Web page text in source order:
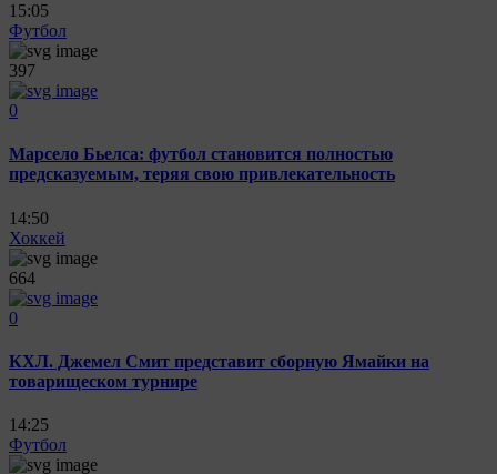
15:05
Футбол
397
0
Марсело Бьелса: футбол становится полностью
предсказуемым, теряя свою привлекательность
14:50
Хоккей
664
0
КХЛ. Джемел Смит представит сборную Ямайки на
товарищеском турнире
14:25
Футбол